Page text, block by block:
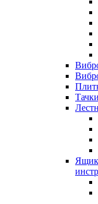
Тачки